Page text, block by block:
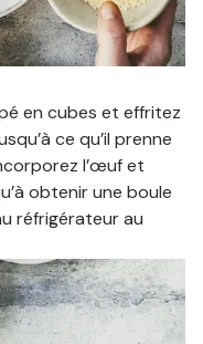
en cubes et effritez
ce qu’il prenne
l’œuf et
obtenir une boule
réfrigérateur au